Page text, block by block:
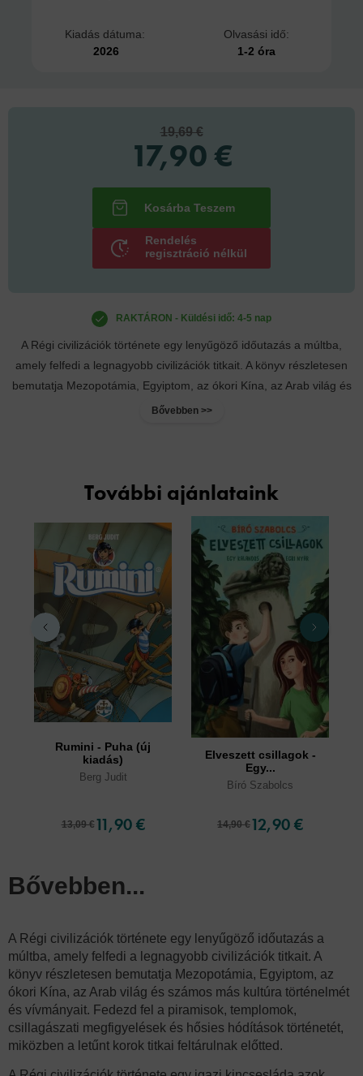
Kiadás dátuma:
2026
Olvasási idő:
1-2 óra
A Régi civilizációk története egy lenyűgöző időutazás a múltba,
amely felfedi a legnagyobb civilizációk titkait. A könyv részletesen
bemutatja Mezopotámia, Egyiptom, az ókori Kína, az Arab világ és
számos más...
Bővebben >>
RAKTÁRON - Küldési idő: 4-5 nap
19,69 €
17,90 €
Rendelés
regisztráció nélkül
További ajánlataink
Rumini - Puha (új
kiadás)
Berg Judit
13,09 € 11,90 €
Elveszett csillagok -
Egy...
Bíró Szabolcs
14,90 €12,90 €
Bővebben...
A Régi civilizációk története egy lenyűgöző időutazás a
múltba, amely felfedi a legnagyobb civilizációk titkait. A
könyv részletesen bemutatja Mezopotámia, Egyiptom, az
ókori Kína, az Arab világ és számos más kultúra történelmét
és vívmányait. Fedezd fel a piramisok, templomok,
csillagászati megfigyelések és hősies hódítások történetét,
miközben a letűnt korok titkai feltárulnak előtted.